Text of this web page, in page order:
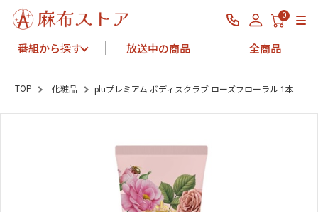
0
番組から探す 放送中の商品 全商品
TOP 化粧品 pluプレミアム ボディスクラブ ローズフローラル 1本